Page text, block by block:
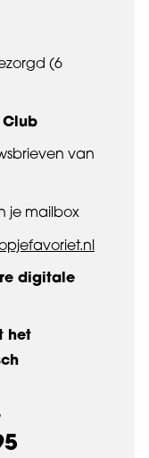
(6
van
je mailbox
digitale
het